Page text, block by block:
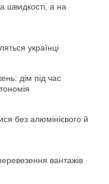
швидкості, а на
українці
дім під час
без алюмінієвого й
вантажів